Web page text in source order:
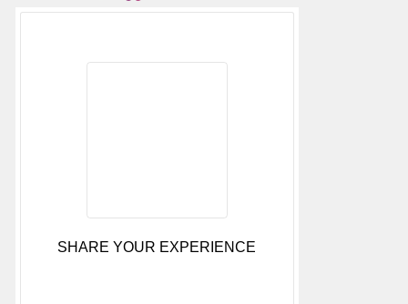
SHARE YOUR EXPERIENCE